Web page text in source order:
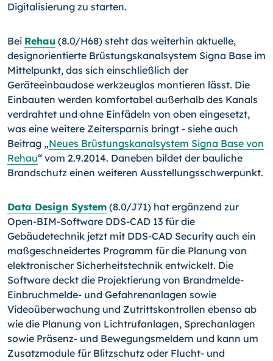
Digitalisierung zu starten.
Bei Rehau (8.0/H68) steht das weiterhin aktuelle,
designorientierte Brüstungskanalsystem Signa Base im
Mittelpunkt, das sich einschließlich der
Geräteeinbaudose werkzeuglos montieren lässt. Die
Einbauten werden komfortabel außerhalb des Kanals
verdrahtet und ohne Einfädeln von oben eingesetzt,
was eine weitere Zeitersparnis bringt - siehe auch
Beitrag „Neues Brüstungskanalsystem Signa Base von
Rehau“ vom 2.9.2014. Daneben bildet der bauliche
Brandschutz einen weiteren Ausstellungsschwerpunkt.
Data Design System (8.0/J71) hat ergänzend zur
Open-BIM-Software DDS-CAD 13 für die
Gebäudetechnik jetzt mit DDS-CAD Security auch ein
maßgeschneidertes Programm für die Planung von
elektronischer Sicherheitstechnik entwickelt. Die
Software deckt die Projektierung von Brandmelde-
Einbruchmelde- und Gefahrenanlagen sowie
Videoüberwachung und Zutrittskontrollen ebenso ab
wie die Planung von Lichtrufanlagen, Sprechanlagen
sowie Präsenz- und Bewegungsmeldern und kann um
Zusatzmodule für Blitzschutz oder Flucht- und